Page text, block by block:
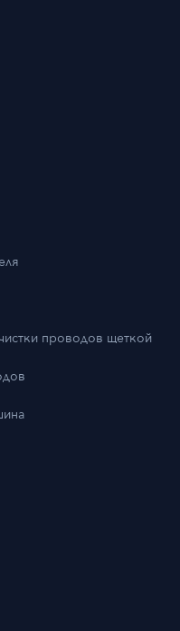
проводов щеткой